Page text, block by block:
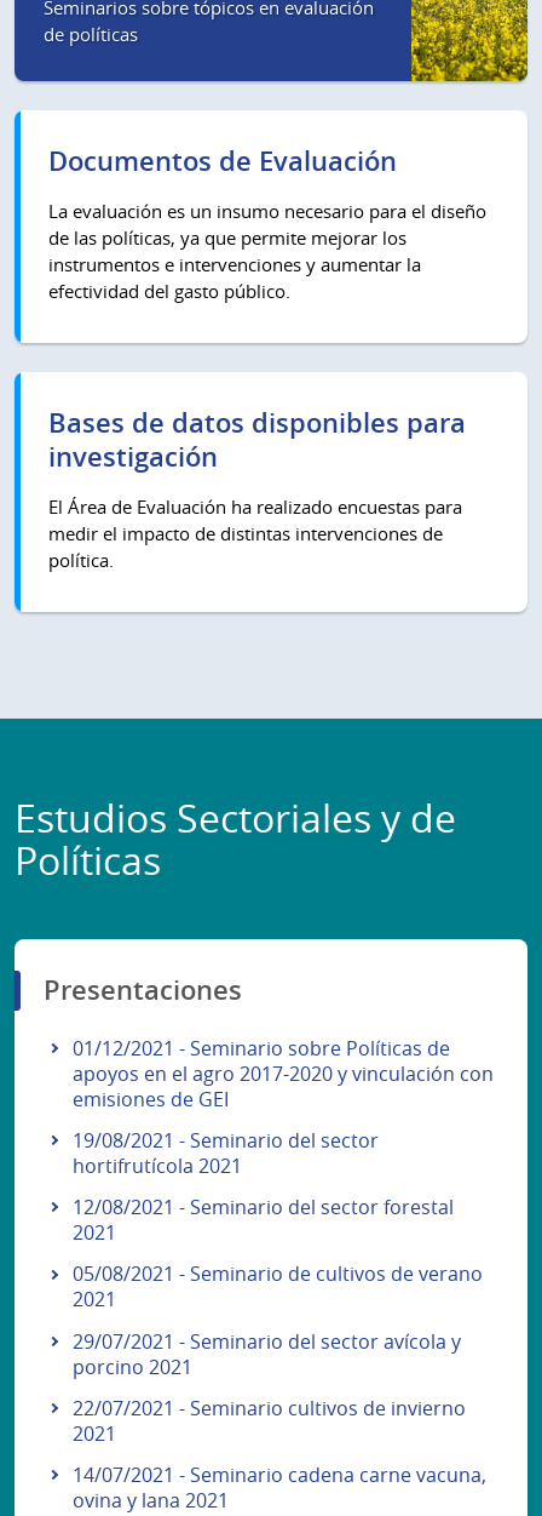
Seminarios sobre tópicos en evaluación
de políticas
Documentos de Evaluación
La evaluación es un insumo necesario para el diseño
de las políticas, ya que permite mejorar los
instrumentos e intervenciones y aumentar la
efectividad del gasto público.
Bases de datos disponibles para
investigación
El Área de Evaluación ha realizado encuestas para
medir el impacto de distintas intervenciones de
política.
Estudios Sectoriales y de
Políticas
Presentaciones
01/12/2021 - Seminario sobre Políticas de
apoyos en el agro 2017-2020 y vinculación con
emisiones de GEI
19/08/2021 - Seminario del sector
hortifrutícola 2021
12/08/2021 - Seminario del sector forestal
2021
05/08/2021 - Seminario de cultivos de verano
2021
29/07/2021 - Seminario del sector avícola y
porcino 2021
22/07/2021 - Seminario cultivos de invierno
2021
14/07/2021 - Seminario cadena carne vacuna,
ovina y lana 2021